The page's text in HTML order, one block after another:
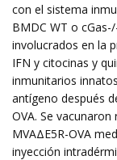
con el sistema
BMDC WT o
involucrados en la
IFN y citocinas y
inmunitarios
antígeno después
OVA. Se
MVAΔE5R-OVA
inyección